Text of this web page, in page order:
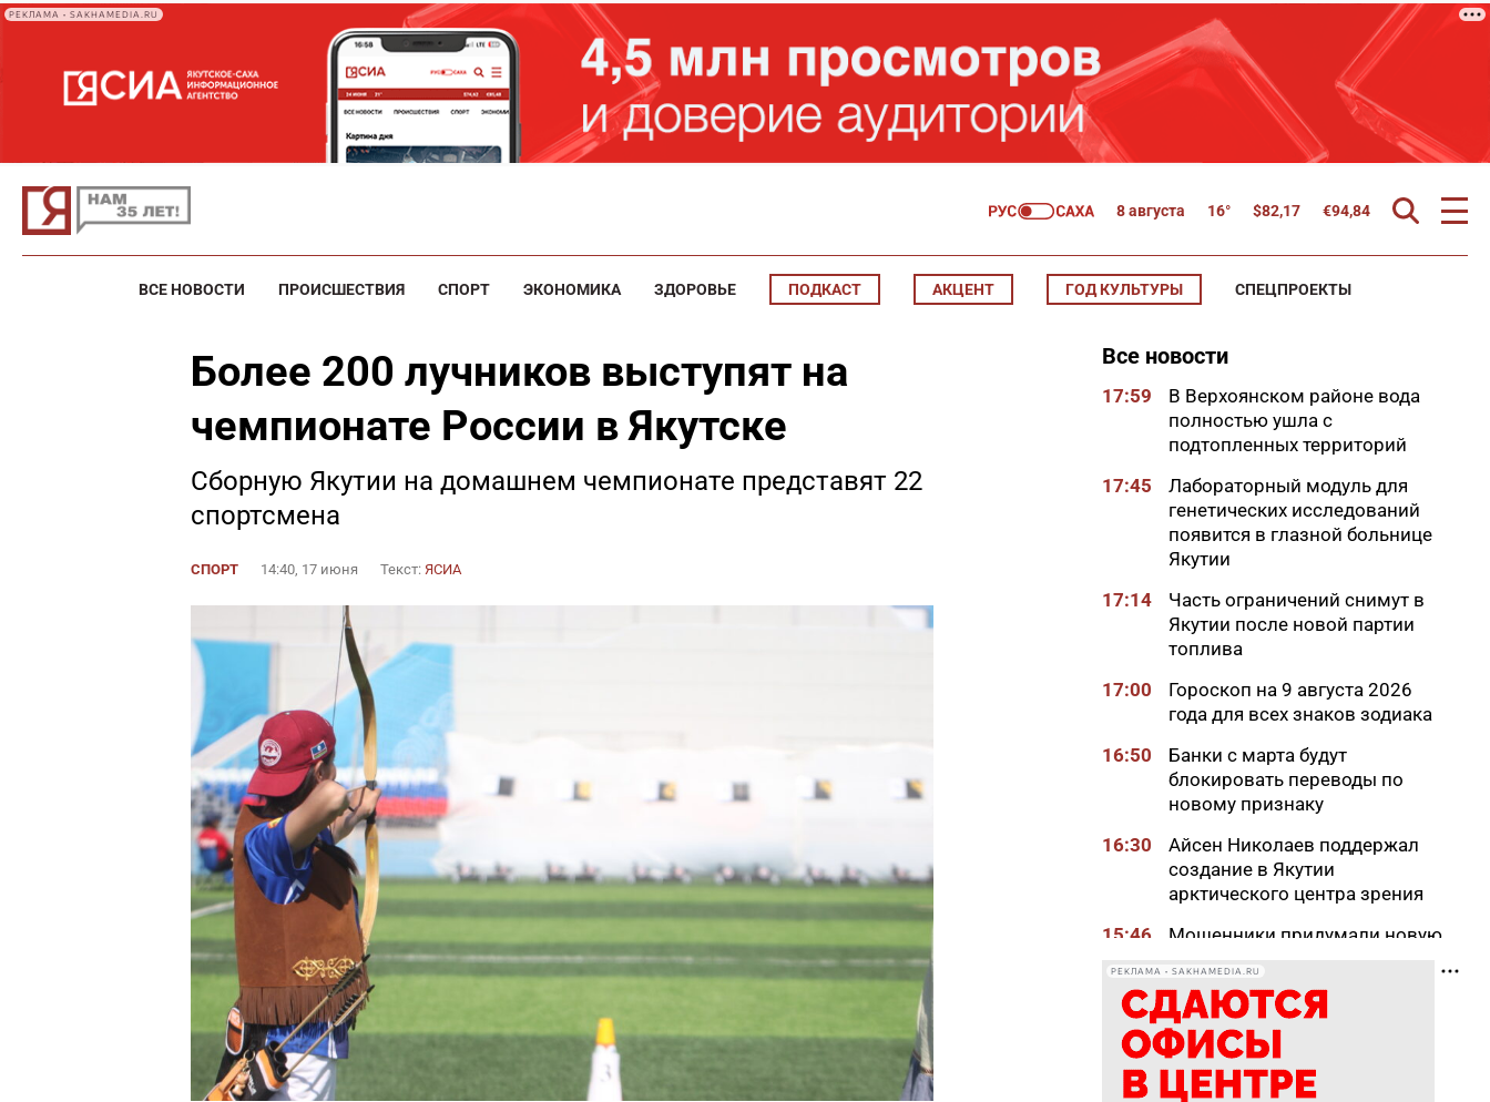
РЕКЛАМА • SAKHAMEDIA.RU
8 августа 16° $82,17 €94,84
ВСЕ НОВОСТИ ПРОИСШЕСТВИЯ СПОРТ ЭКОНОМИКА ЗДОРОВЬЕ ПОДКАСТ АКЦЕНТ ГОД КУЛЬТУРЫ СПЕЦПРОЕКТЫ
Более 200 лучников выступят на
чемпионате России в Якутске
Сборную Якутии на домашнем чемпионате представят 22
спортсмена
СПОРТ 14:40, 17 июня Текст: ЯСИА
Все новости
17:59
В Верхоянском районе вода
полностью ушла с
подтопленных территорий
17:45
Лабораторный модуль для
генетических исследований
появится в глазной больнице
Якутии
17:14
Часть ограничений снимут в
Якутии после новой партии
топлива
17:00
Гороскоп на 9 августа 2026
года для всех знаков зодиака
16:50
Банки с марта будут
блокировать переводы по
новому признаку
16:30
Айсен Николаев поддержал
создание в Якутии
арктического центра зрения
15:46
Мошенники придумали новую
«экстрасенсами»
15:39
Приметы на 9 августа 2026
года: как провести день
Пантелеймона
РЕКЛАМА • SAKHAMEDIA.RU